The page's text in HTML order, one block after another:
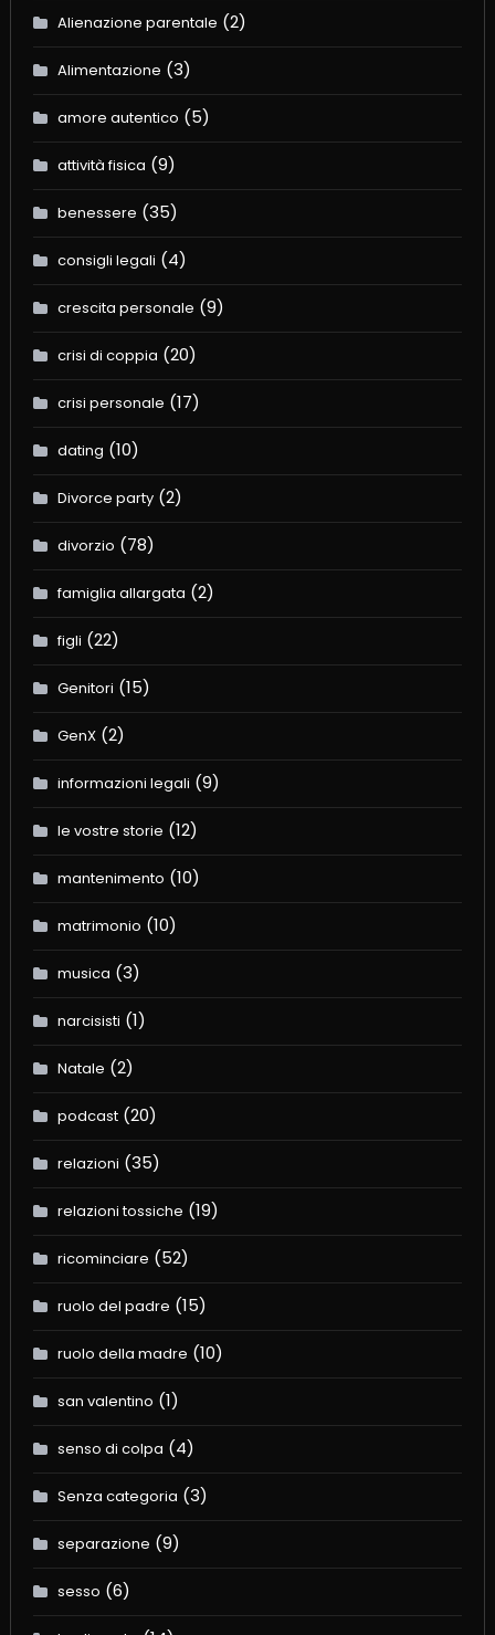
Alienazione parentale (2)
Alimentazione (3)
amore autentico (5)
attività fisica (9)
benessere (35)
consigli legali (4)
crescita personale (9)
crisi di coppia (20)
crisi personale (17)
dating (10)
Divorce party(2)
divorzio (78)
famiglia allargata (2)
figli (22)
Genitori (15)
GenX(2)
informazioni legali (9)
le vostre storie (12)
mantenimento (10)
matrimonio (10)
musica (3)
narcisisti (1)
Natale (2)
podcast(20)
relazioni (35)
relazioni tossiche (19)
ricominciare (52)
ruolo del padre (15)
ruolo della madre (10)
san valentino (1)
senso di colpa (4)
Senza categoria (3)
separazione (9)
sesso (6)